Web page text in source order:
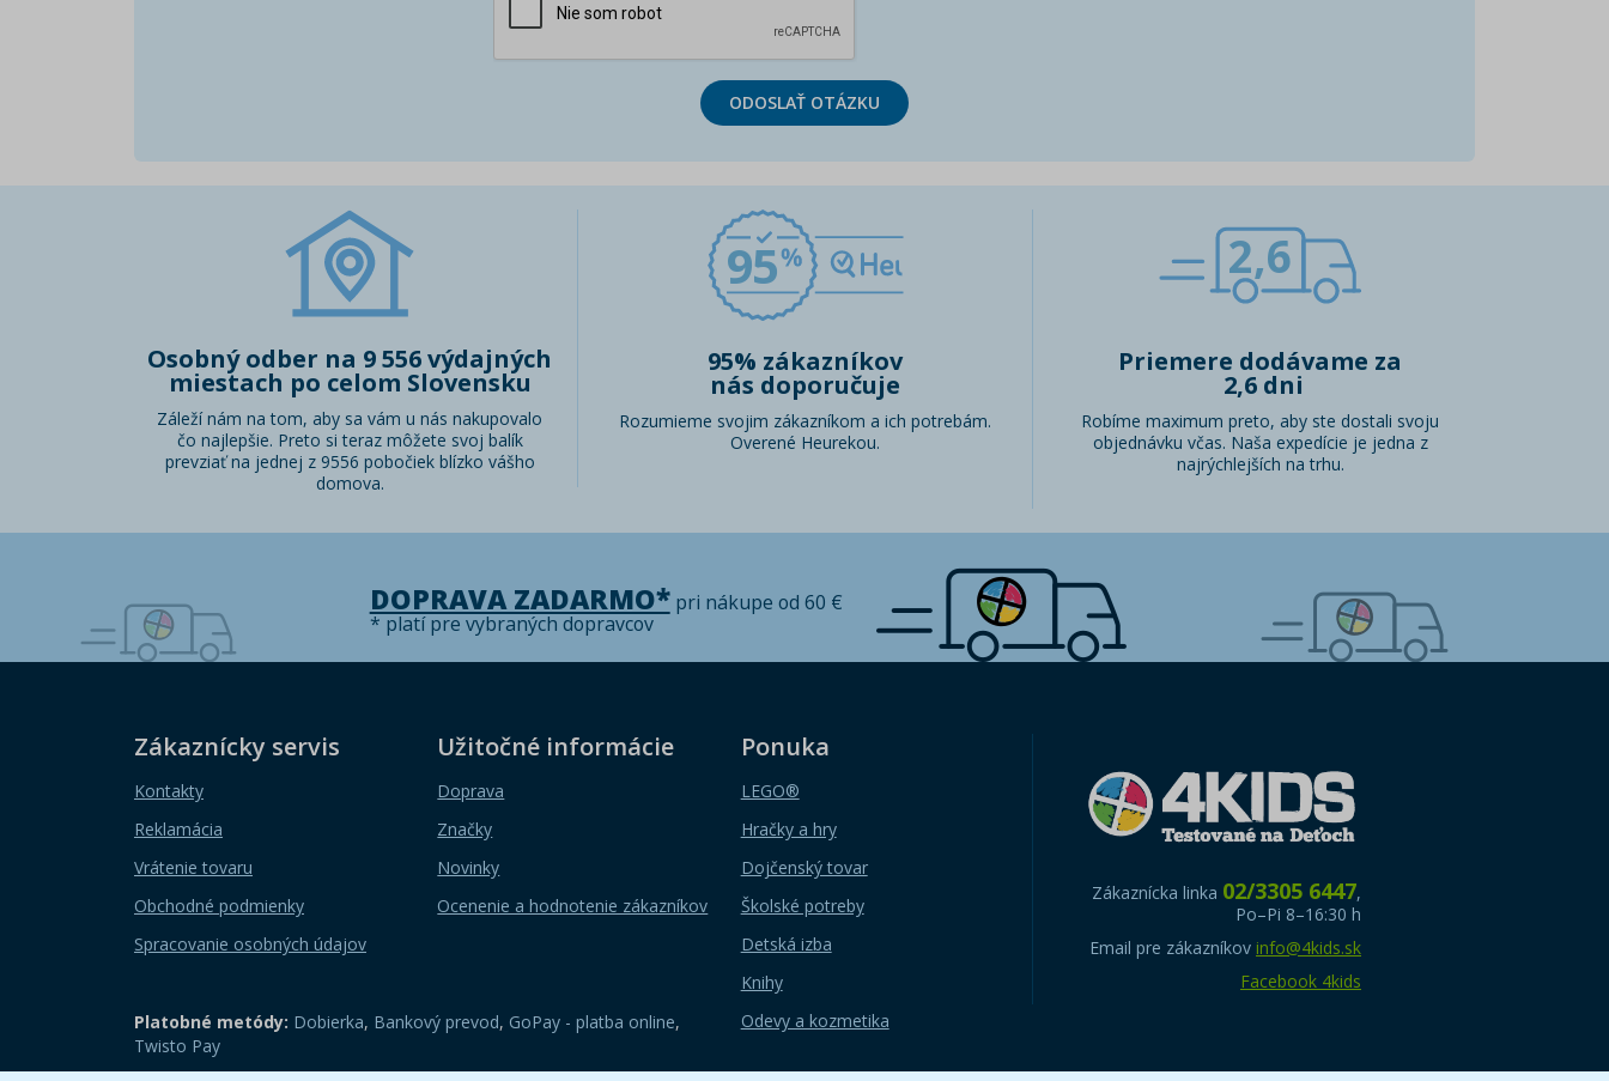
ODOSLAŤ OTÁZKU
Osobný odber na 9 556 výdajných
miestach po celom Slovensku
Záleží nám na tom, aby sa vám u nás nakupovalo
čo najlepšie. Preto si teraz môžete svoj balík
prevziať na jednej z 9556 pobočiek blízko vášho
domova.
95
95% zákazníkov
nás doporučuje
Rozumieme svojim zákazníkom a ich potrebám.
Overené Heurekou.
2,6
Priemere dodávame za
2,6 dni
Robíme maximum preto, aby ste dostali svoju
objednávku včas. Naša expedície je jedna z
najrýchlejších na trhu.
DOPRAVA ZADARMO*pri nákupe od 60 €
* platí pre vybraných dopravcov
Zákaznícky servis
Kontakty
Reklamácia
Vrátenie tovaru
Obchodné podmienky
Spracovanie osobných údajov
Užitočné informácie
Doprava
Značky
Novinky
Ocenenie a hodnotenie zákazníkov
Ponuka
LEGO®
Hračky a hry
Dojčenský tovar
Školské potreby
Detská izba
Knihy
Odevy a kozmetika
Platobné metódy: Dobierka, Bankový prevod, GoPay - platba online,
Twisto Pay
Zákaznícka linka 02/3305 6447,
Po–Pi 8–16:30 h
Email pre zákazníkov info@4kids.sk
Facebook 4kids